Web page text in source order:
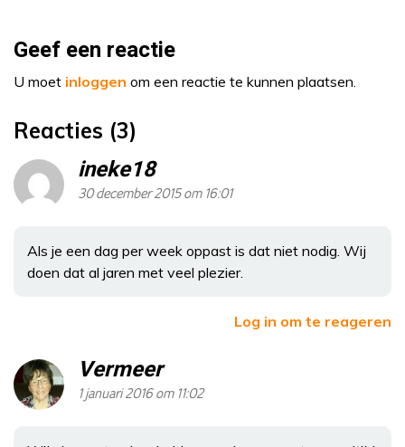
Geef een reactie
U moet inloggen om een reactie te kunnen plaatsen.
Reacties (3)
ineke18
30 december 2015 om 16:01
Als je een dag per week oppast is dat niet nodig. Wij
doen dat al jaren met veel plezier.
Log in om te reageren
Vermeer
1 januari 2016 om 11:02